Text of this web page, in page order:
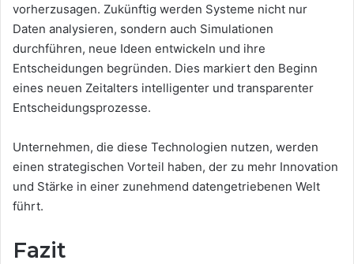
vorherzusagen. Zukünftig werden Systeme nicht nur
Daten analysieren, sondern auch Simulationen
durchführen, neue Ideen entwickeln und ihre
Entscheidungen begründen. Dies markiert den Beginn
eines neuen Zeitalters intelligenter und transparenter
Entscheidungsprozesse.
Unternehmen, die diese Technologien nutzen, werden
einen strategischen Vorteil haben, der zu mehr Innovation
und Stärke in einer zunehmend datengetriebenen Welt
führt.
Fazit